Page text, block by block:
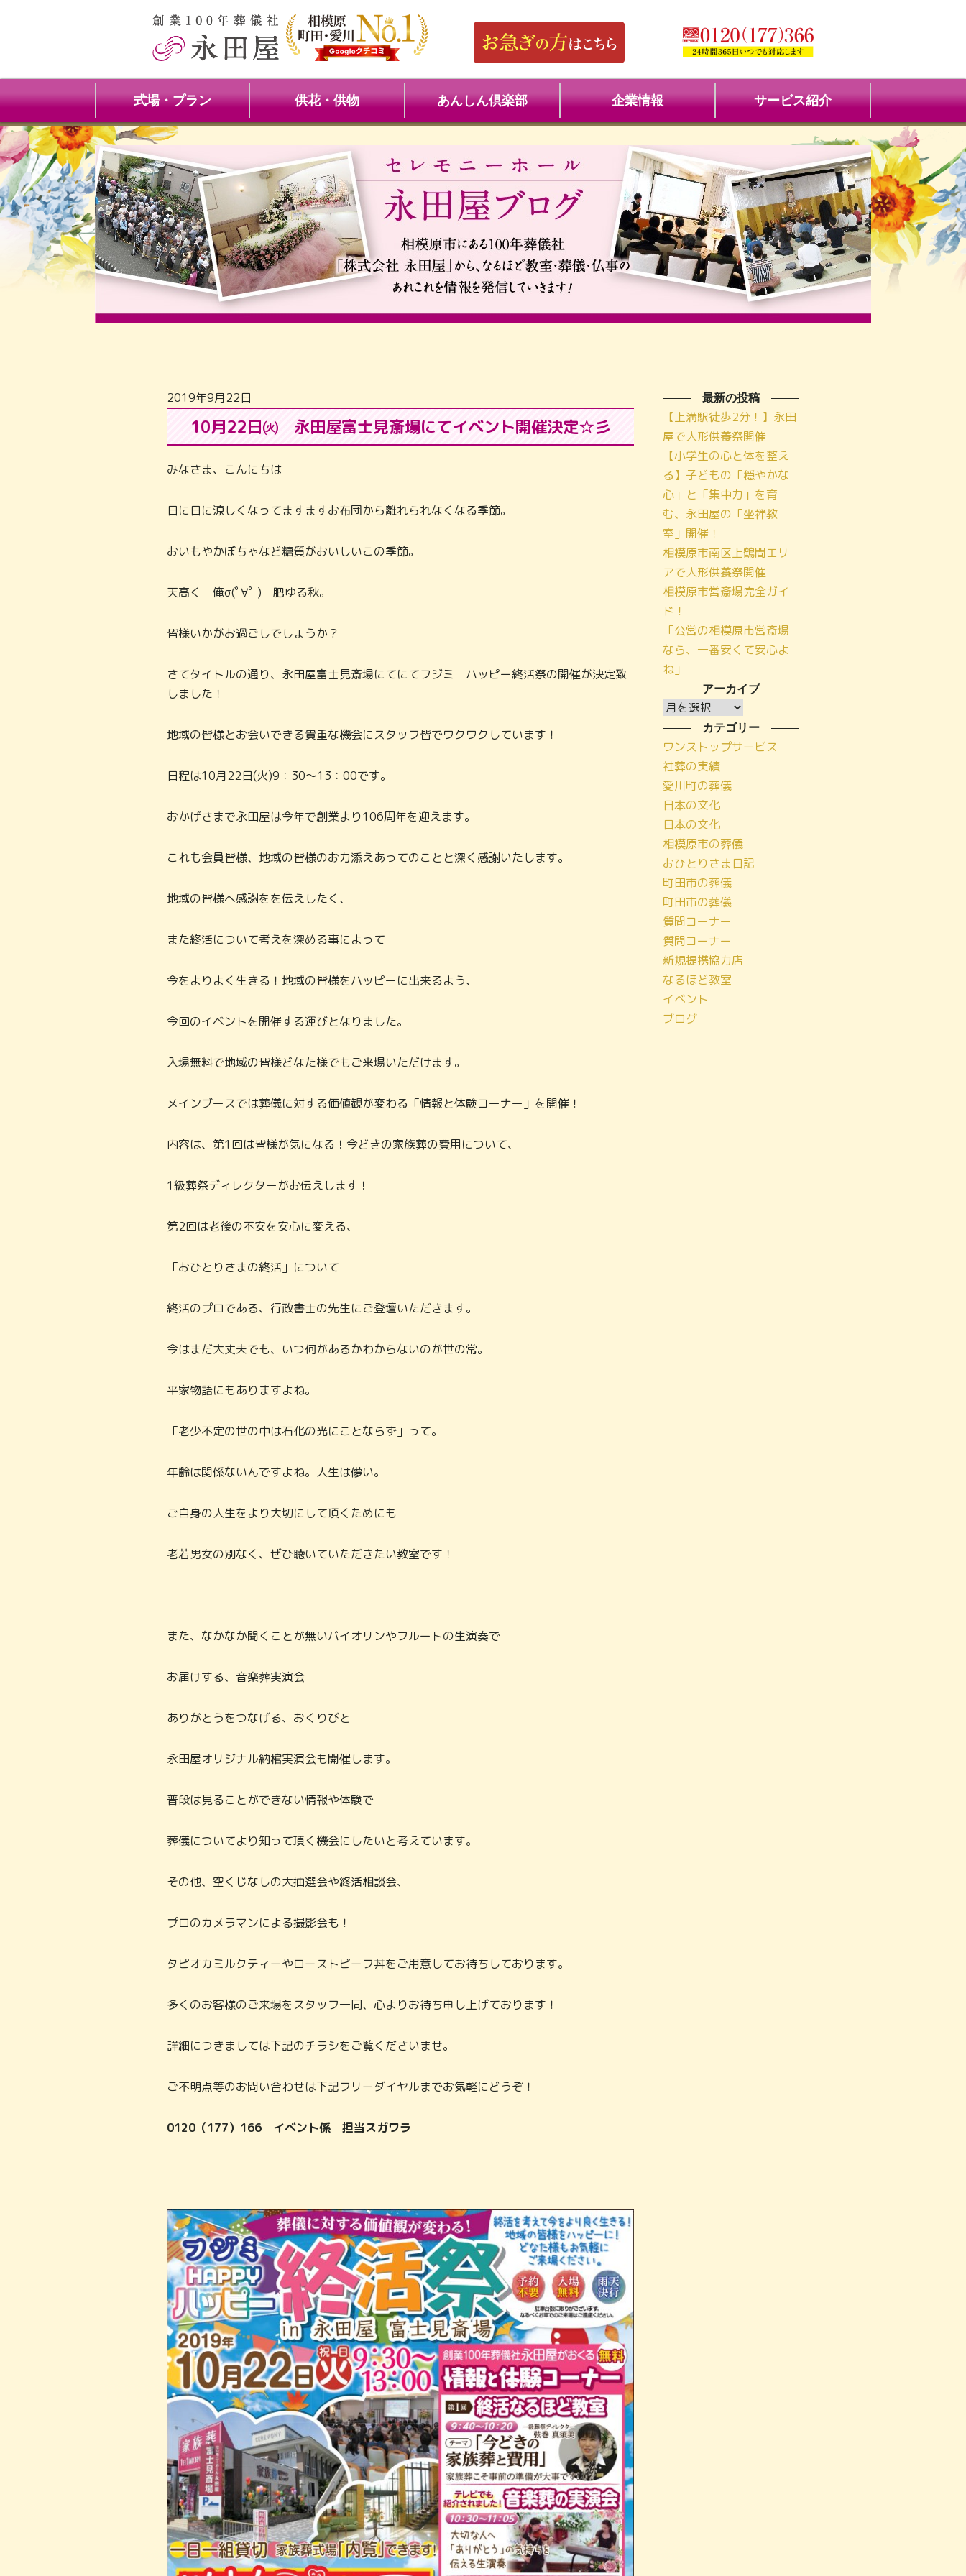
式場・プラン 供花・供物 あんしん倶楽部 企業情報 サービス紹介
2019年9月22日
10月22日㈫ 永田屋富士見斎場にてイベント開催決定☆彡
みなさま、こんにちは
日に日に涼しくなってますますお布団から離れられなくなる季節。
おいもやかぼちゃなど糖質がおいしいこの季節。
天高く 俺σ(ﾟ∀ﾟ ) 肥ゆる秋。
皆様いかがお過ごしでしょうか？
さてタイトルの通り、永田屋富士見斎場にてにてフジミ ハッピー終活祭の開催が決定致
しました！
地域の皆様とお会いできる貴重な機会にスタッフ皆でワクワクしています！
日程は10月22日(火)9：30～13：00です。
おかげさまで永田屋は今年で創業より106周年を迎えます。
これも会員皆様、地域の皆様のお力添えあってのことと深く感謝いたします。
地域の皆様へ感謝をを伝えしたく、
また終活について考えを深める事によって
今をよりよく生きる！地域の皆様をハッピーに出来るよう、
今回のイベントを開催する運びとなりました。
入場無料で地域の皆様どなた様でもご来場いただけます。
メインブースでは葬儀に対する価値観が変わる「情報と体験コーナー」を開催！
内容は、第1回は皆様が気になる！今どきの家族葬の費用について、
1級葬祭ディレクターがお伝えします！
第2回は老後の不安を安心に変える、
「おひとりさまの終活」について
終活のプロである、行政書士の先生にご登壇いただきます。
今はまだ大丈夫でも、いつ何があるかわからないのが世の常。
平家物語にもありますよね。
「老少不定の世の中は石化の光にことならず」って。
年齢は関係ないんですよね。人生は儚い。
ご自身の人生をより大切にして頂くためにも
老若男女の別なく、ぜひ聴いていただきたい教室です！
また、なかなか聞くことが無いバイオリンやフルートの生演奏で
お届けする、音楽葬実演会
ありがとうをつなげる、おくりびと
永田屋オリジナル納棺実演会も開催します。
普段は見ることができない情報や体験で
葬儀についてより知って頂く機会にしたいと考えています。
その他、空くじなしの大抽選会や終活相談会、
プロのカメラマンによる撮影会も！
タピオカミルクティーやローストビーフ丼をご用意してお待ちしております。
多くのお客様のご来場をスタッフ一同、心よりお待ち申し上げております！
詳細につきましては下記のチラシをご覧くださいませ。
ご不明点等のお問い合わせは下記フリーダイヤルまでお気軽にどうぞ！
0120（177）166 イベント係 担当スガワラ
最新の投稿
【上溝駅徒歩2分！】永田
屋で人形供養祭開催
【小学生の心と体を整え
る】子どもの「穏やかな
心」と「集中力」を育
む、永田屋の「坐禅教
室」開催！
相模原市南区上鶴間エリ
アで人形供養祭開催
相模原市営斎場完全ガイ
ド！
「公営の相模原市営斎場
なら、一番安くて安心よ
ね」
アーカイブ
ア
ー
カ
イ
ブ
カテゴリー
ワンストップサービス
社葬の実績
愛川町の葬儀
日本の文化
日本の文化
相模原市の葬儀
おひとりさま日記
町田市の葬儀
町田市の葬儀
質問コーナー
質問コーナー
新規提携協力店
なるほど教室
イベント
ブログ